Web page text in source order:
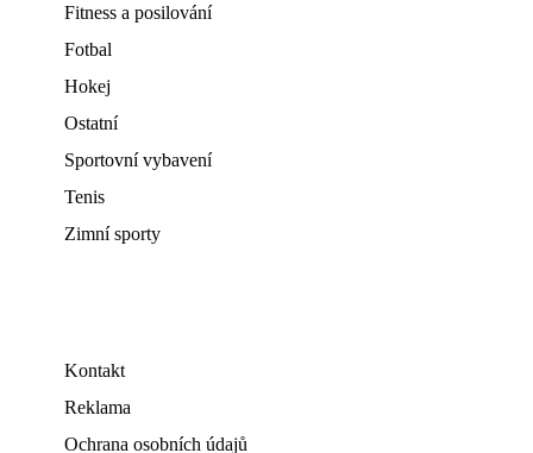
Fitness a posilování
Fotbal
Hokej
Ostatní
Sportovní vybavení
Tenis
Zimní sporty
Kontakt
Reklama
Ochrana osobních údajů